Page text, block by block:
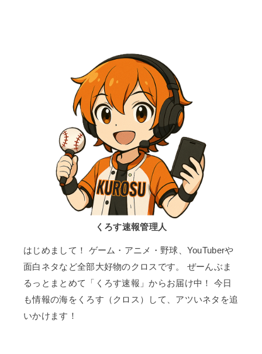
くろす速報管理人
はじめまして！ ゲーム・アニメ・野球、YouTuberや
面白ネタなど全部大好物のクロスです。 ぜーんぶま
るっとまとめて「くろす速報」からお届け中！ 今日
も情報の海をくろす（クロス）して、アツいネタを追
いかけます！